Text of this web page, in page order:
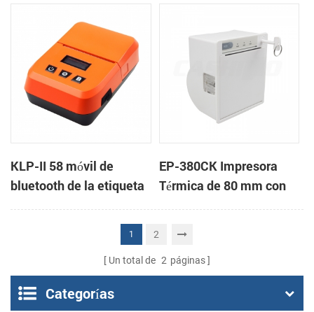
impresoras de apoyo de
la caja de efectivo
KLP-II 58 móvil de
bluetooth de la etiqueta
de la impresora
EP-380CK Impresora
Térmica de 80 mm con
Bloqueo de la Tapa
1 2
Un total de 2 páginas
Categorías